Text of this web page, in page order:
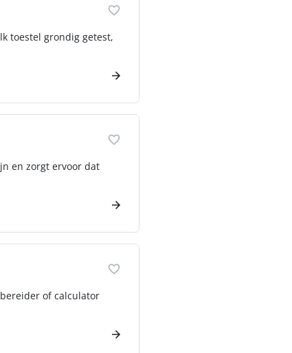
toestel grondig getest,
en zorgt ervoor dat
of calculator